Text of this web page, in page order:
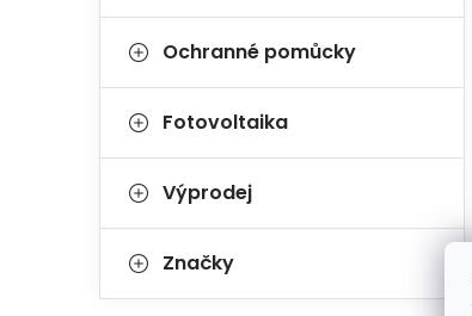
Ochranné pomůcky
Fotovoltaika
Výprodej
Značky